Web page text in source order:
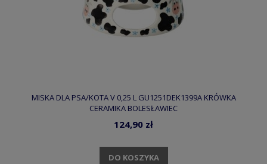
MISKA DLA PSA/KOTA V 0,25 L GU1251DEK1399A KRÓWKA
CERAMIKA BOLESŁAWIEC
124,90 zł
DO KOSZYKA